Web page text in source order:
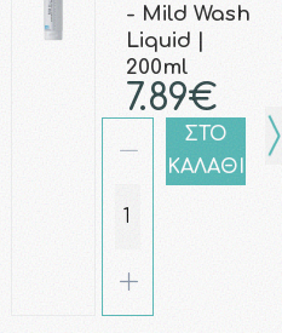
- Mild Wash
Liquid |
200ml
7.89€
ΣΤΟ
ΚΑΛΑΘΙ